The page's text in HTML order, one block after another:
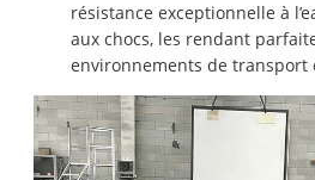
résistance exceptionnelle à
aux chocs, les rendant
environnements de transport